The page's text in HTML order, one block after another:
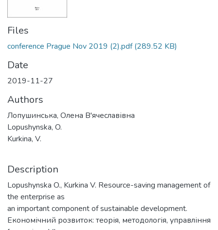
Files
conference Prague Nov 2019 (2).pdf(289.52 KB)
Date
2019-11-27
Authors
Лопушинська, Олена В'ячеславівна
Lopushynska, O.
Kurkina, V.
Description
Lopushynska O., Kurkina V. Resource-saving management of
the enterprise as
an important component of sustainable development.
Економічний розвиток: теорія, методологія, управління